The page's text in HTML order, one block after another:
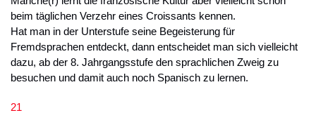
beim täglichen Verzehr eines Croissants kennen.
Hat man in der Unterstufe seine Begeisterung für
Fremdsprachen entdeckt, dann entscheidet man sich vielleicht
dazu, ab der 8. Jahrgangsstufe den sprachlichen Zweig zu
besuchen und damit auch noch Spanisch zu lernen.
21